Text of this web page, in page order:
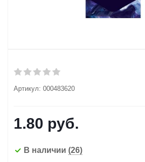
Артикул: 000483620
1.80 руб.
В наличии (26)